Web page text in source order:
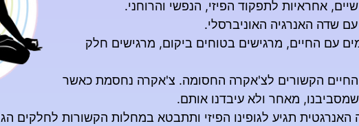
אחראיות לתפקוד הפיזי, הנפשי והרוחני.
שדה האנרגיה האוניברסלי.
עם החיים, מרגישים בטוחים ביקום, מרגישים חלק
הקשורים לצ'אקרה החסומה. צ'אקרה נחסמת כאשר
מאחר ולא עיבדנו אותם.
תגיע לגופינו הפיזי ותתבטא במחלות הקשורות לחלקים